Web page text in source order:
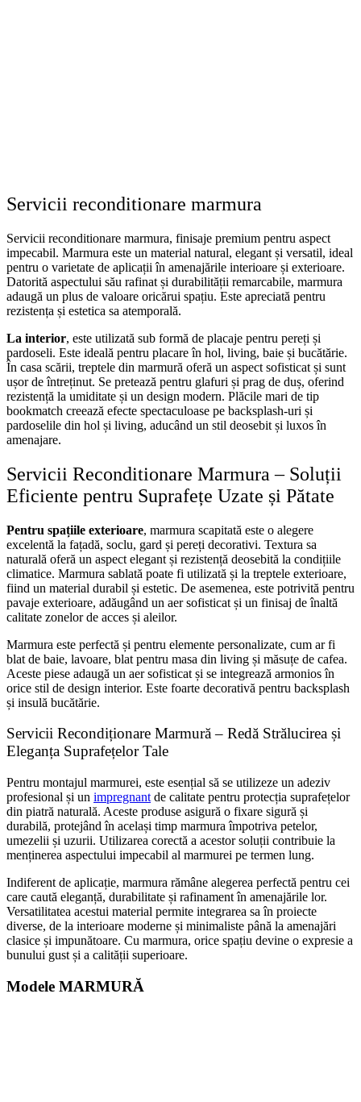
Servicii reconditionare marmura
Servicii reconditionare marmura, finisaje premium pentru aspect
impecabil. Marmura este un material natural, elegant și versatil, ideal
pentru o varietate de aplicații în amenajările interioare și exterioare.
Datorită aspectului său rafinat și durabilității remarcabile, marmura
adaugă un plus de valoare oricărui spațiu. Este apreciată pentru
rezistența și estetica sa atemporală.
La interior, este utilizată sub formă de placaje pentru pereți și
pardoseli. Este ideală pentru placare în hol, living, baie și bucătărie.
În casa scării, treptele din marmură oferă un aspect sofisticat și sunt
ușor de întreținut. Se pretează pentru glafuri și prag de duș, oferind
rezistență la umiditate și un design modern. Plăcile mari de tip
bookmatch creează efecte spectaculoase pe backsplash-uri și
pardoselile din hol și living, aducând un stil deosebit și luxos în
amenajare.
Servicii Reconditionare Marmura – Soluții
Eficiente pentru Suprafețe Uzate și Pătate
Pentru spațiile exterioare, marmura scapitată este o alegere
excelentă la fațadă, soclu, gard și pereți decorativi. Textura sa
naturală oferă un aspect elegant și rezistență deosebită la condițiile
climatice. Marmura sablată poate fi utilizată și la treptele exterioare,
fiind un material durabil și estetic. De asemenea, este potrivită pentru
pavaje exterioare, adăugând un aer sofisticat și un finisaj de înaltă
calitate zonelor de acces și aleilor.
Marmura este perfectă și pentru elemente personalizate, cum ar fi
blat de baie, lavoare, blat pentru masa din living și măsuțe de cafea.
Aceste piese adaugă un aer sofisticat și se integrează armonios în
orice stil de design interior. Este foarte decorativă pentru backsplash
și insulă bucătărie.
Servicii Recondiționare Marmură – Redă Strălucirea și
Eleganța Suprafețelor Tale
Pentru montajul marmurei, este esențial să se utilizeze un adeziv
profesional și un impregnant de calitate pentru protecția suprafețelor
din piatră naturală. Aceste produse asigură o fixare sigură și
durabilă, protejând în același timp marmura împotriva petelor,
umezelii și uzurii. Utilizarea corectă a acestor soluții contribuie la
menținerea aspectului impecabil al marmurei pe termen lung.
Indiferent de aplicație, marmura rămâne alegerea perfectă pentru cei
care caută eleganță, durabilitate și rafinament în amenajările lor.
Versatilitatea acestui material permite integrarea sa în proiecte
diverse, de la interioare moderne și minimaliste până la amenajări
clasice și impunătoare. Cu marmura, orice spațiu devine o expresie a
bunului gust și a calității superioare.
Modele MARMURĂ